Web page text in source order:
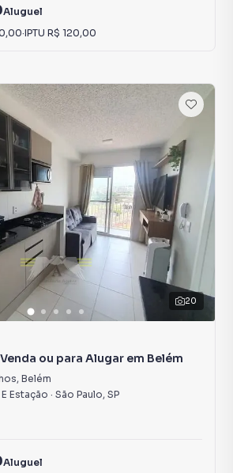
Aluguel
·IPTU R$ 120,00
20
ou para Alugar em Belém
, Belém
Estação · São Paulo, SP
Aluguel